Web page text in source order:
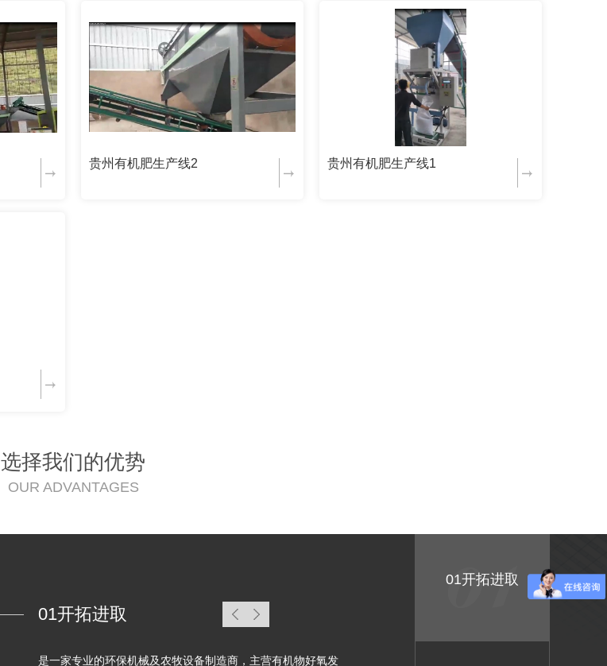
贵州有机肥生产线2 贵州有机肥生产线1
选择我们的优势
OUR ADVANTAGES
01开拓进取
是一家专业的环保机械及农牧设备制造商，主营有机物好氧发
01开拓进取